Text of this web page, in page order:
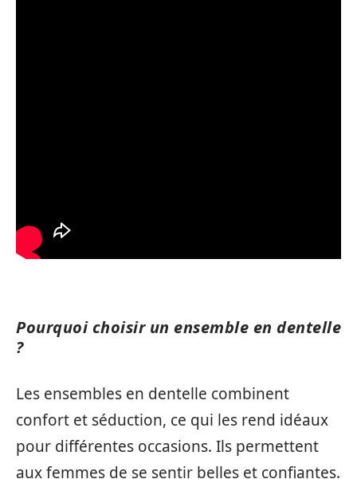
Pourquoi choisir un ensemble en dentelle
?
Les ensembles en dentelle combinent
confort et séduction, ce qui les rend idéaux
pour différentes occasions. Ils permettent
aux femmes de se sentir belles et confiantes.